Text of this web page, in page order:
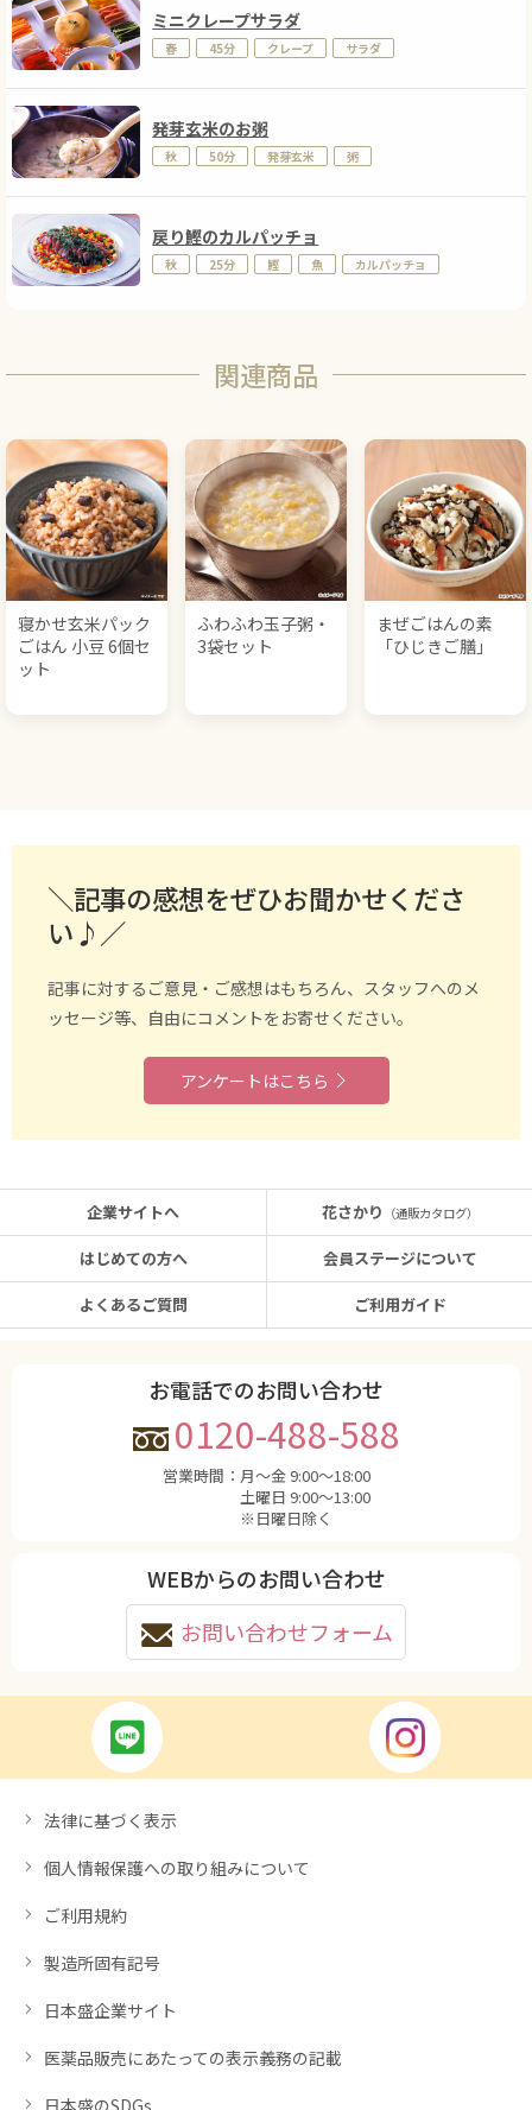
ミニクレープサラダ
春 45分 クレープ サラダ
発芽玄米のお粥
秋 50分 発芽玄米 粥
戻り鰹のカルパッチョ
秋 25分 鰹 魚 カルパッチョ
関連商品
寝かせ玄米パック
ごはん 小豆 6個セ
ット
ふわふわ玉子粥・
3袋セット
まぜごはんの素
「ひじきご膳」
＼記事の感想をぜひお聞かせくださ
い♪／
記事に対するご意見・ご感想はもちろん、スタッフへのメ
ッセージ等、自由にコメントをお寄せください。
アンケートはこちら
企業サイトへ
はじめての方へ
よくあるご質問
花さかり （通販カタログ）
会員ステージについて
ご利用ガイド
お電話でのお問い合わせ
0120-488-588
営業時間： 月〜金 9:00〜18:00
土曜日 9:00〜13:00
※日曜日除く
WEBからのお問い合わせ
お問い合わせフォーム
法律に基づく表示
個人情報保護への取り組みについて
ご利用規約
製造所固有記号
日本盛企業サイト
医薬品販売にあたっての表示義務の記載